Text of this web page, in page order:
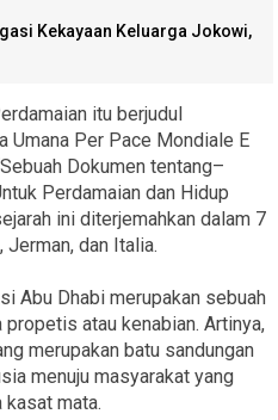
Kekayaan Keluarga Jokowi,
itu berjudul
Umana Per Pace Mondiale E
Dokumen tentang–
Perdamaian dan Hidup
ini diterjemahkan dalam 7
dan Italia.
Abu Dhabi merupakan sebuah
atau kenabian. Artinya,
merupakan batu sandungan
menuju masyarakat yang
kasat mata.